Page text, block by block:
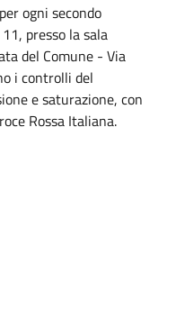
ogni secondo
presso la sala
del Comune - Via
i controlli del
e saturazione, con
Rossa Italiana.